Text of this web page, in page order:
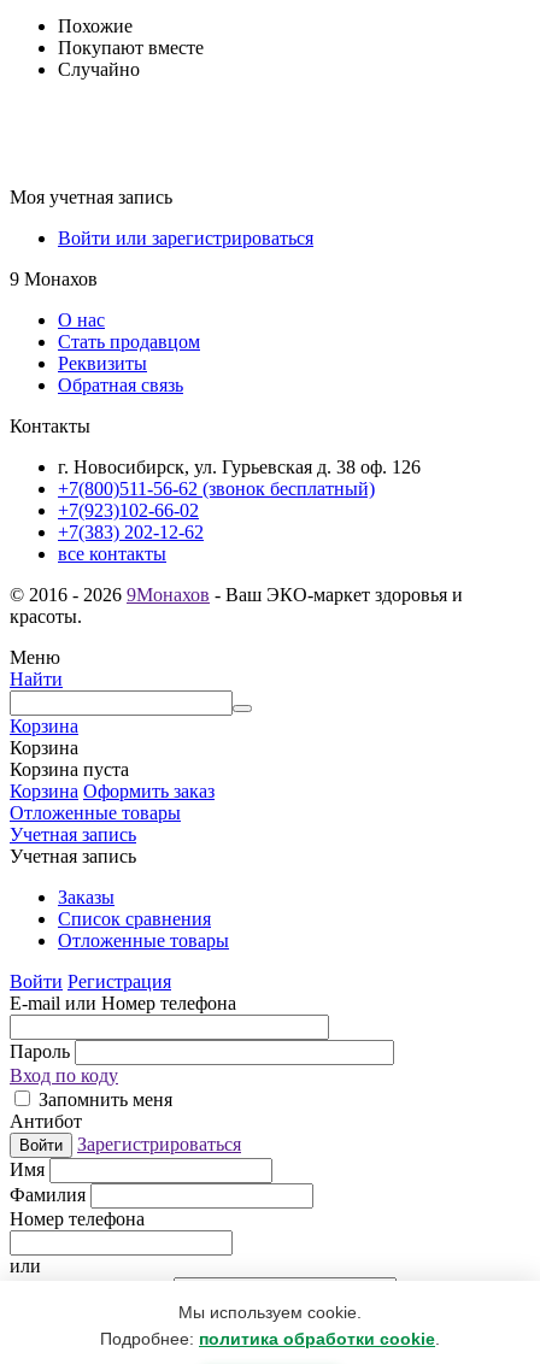
Мы используем cookie.
Подробнее: политика обработки cookie
Похожие
Покупают вместе
Случайно
Моя учетная запись
Войти или зарегистрироваться
9 Монахов
О нас
Стать продавцом
Реквизиты
Обратная связь
Контакты
г. Новосибирск, ул. Гурьевская д. 38 оф. 126
+7(800)511-56-62 (звонок бесплатный)
+7(923)102-66-02
+7(383) 202-12-62
все контакты
© 2016 - 2026 9Монахов - Ваш ЭКО-маркет здоровья и
красоты.
Меню
Найти
Корзина
Корзина
Корзина пуста
Корзина Оформить заказ
Отложенные товары
Учетная запись
Учетная запись
Заказы
Список сравнения
Отложенные товары
Войти Регистрация
E-mail или Номер телефона
Пароль
Вход по коду
Запомнить меня
Антибот
Войти
Зарегистрироваться
Имя
Фамилия
Номер телефона
или